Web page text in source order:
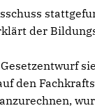
der
den